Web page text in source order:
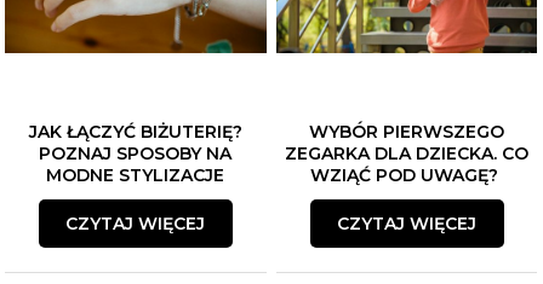
JAK ŁĄCZYĆ BIŻUTERIĘ?
POZNAJ SPOSOBY NA
MODNE STYLIZACJE
CZYTAJ WIĘCEJ
WYBÓR PIERWSZEGO
ZEGARKA DLA DZIECKA. CO
WZIĄĆ POD UWAGĘ?
CZYTAJ WIĘCEJ